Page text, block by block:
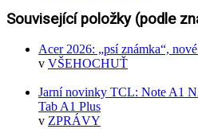
Související položky (podle
Acer 2026: „psí známka“,
v VŠEHOCHUŤ
Jarní novinky TCL: Note A1
Tab A1 Plus
v ZPRÁVY